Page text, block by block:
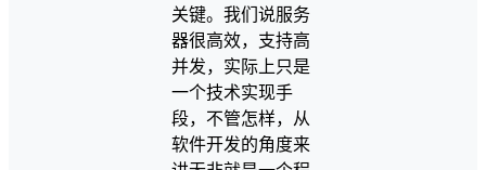
关键。我们说服务
器很高效，支持高
并发，实际上只是
一个技术实现手
段，不管怎样，从
软件开发的角度来